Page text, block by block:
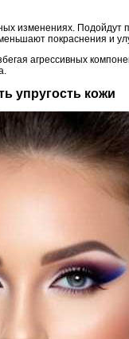
изменениях.
покраснения и
агрессивных
упругость кожи